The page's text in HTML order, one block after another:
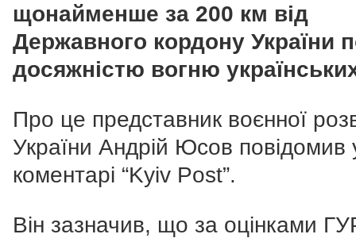
щонайменше за 200 км від
Державного кордону України
досяжністю вогню
Про це представник воєнної
України Андрій Юсов повідомив
коментарі “Kyiv Post”.
Він зазначив, що за оцінками